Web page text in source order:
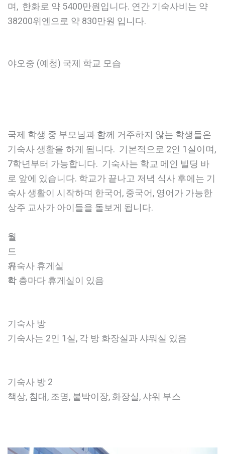
며, 한화로 약 5400만원입니다. 연간 기숙사비는 약
38200위엔으로 약 830만원 입니다.
야오중 (예청) 국제 학교 모습
국제 학생 중 부모님과 함께 거주하지 않는 학생들은
기숙사 생활을 하게 됩니다. 기본적으로 2인 1실이며,
7학년부터 가능합니다. 기숙사는 학교 메인 빌딩 바
로 앞에 있습니다. 학교가 끝나고 저녁 식사 후에는 기
숙사 생활이 시작하며 한국어, 중국어, 영어가 가능한
상주 교사가 아이들을 돌보게 됩니다.
월
드
유
학
기숙사 휴게실
각 층마다 휴게실이 있음
기숙사 방
기숙사는 2인 1실, 각 방 화장실과 샤워실 있음
기숙사 방 2
책상, 침대, 조명, 붙박이장, 화장실, 샤워 부스